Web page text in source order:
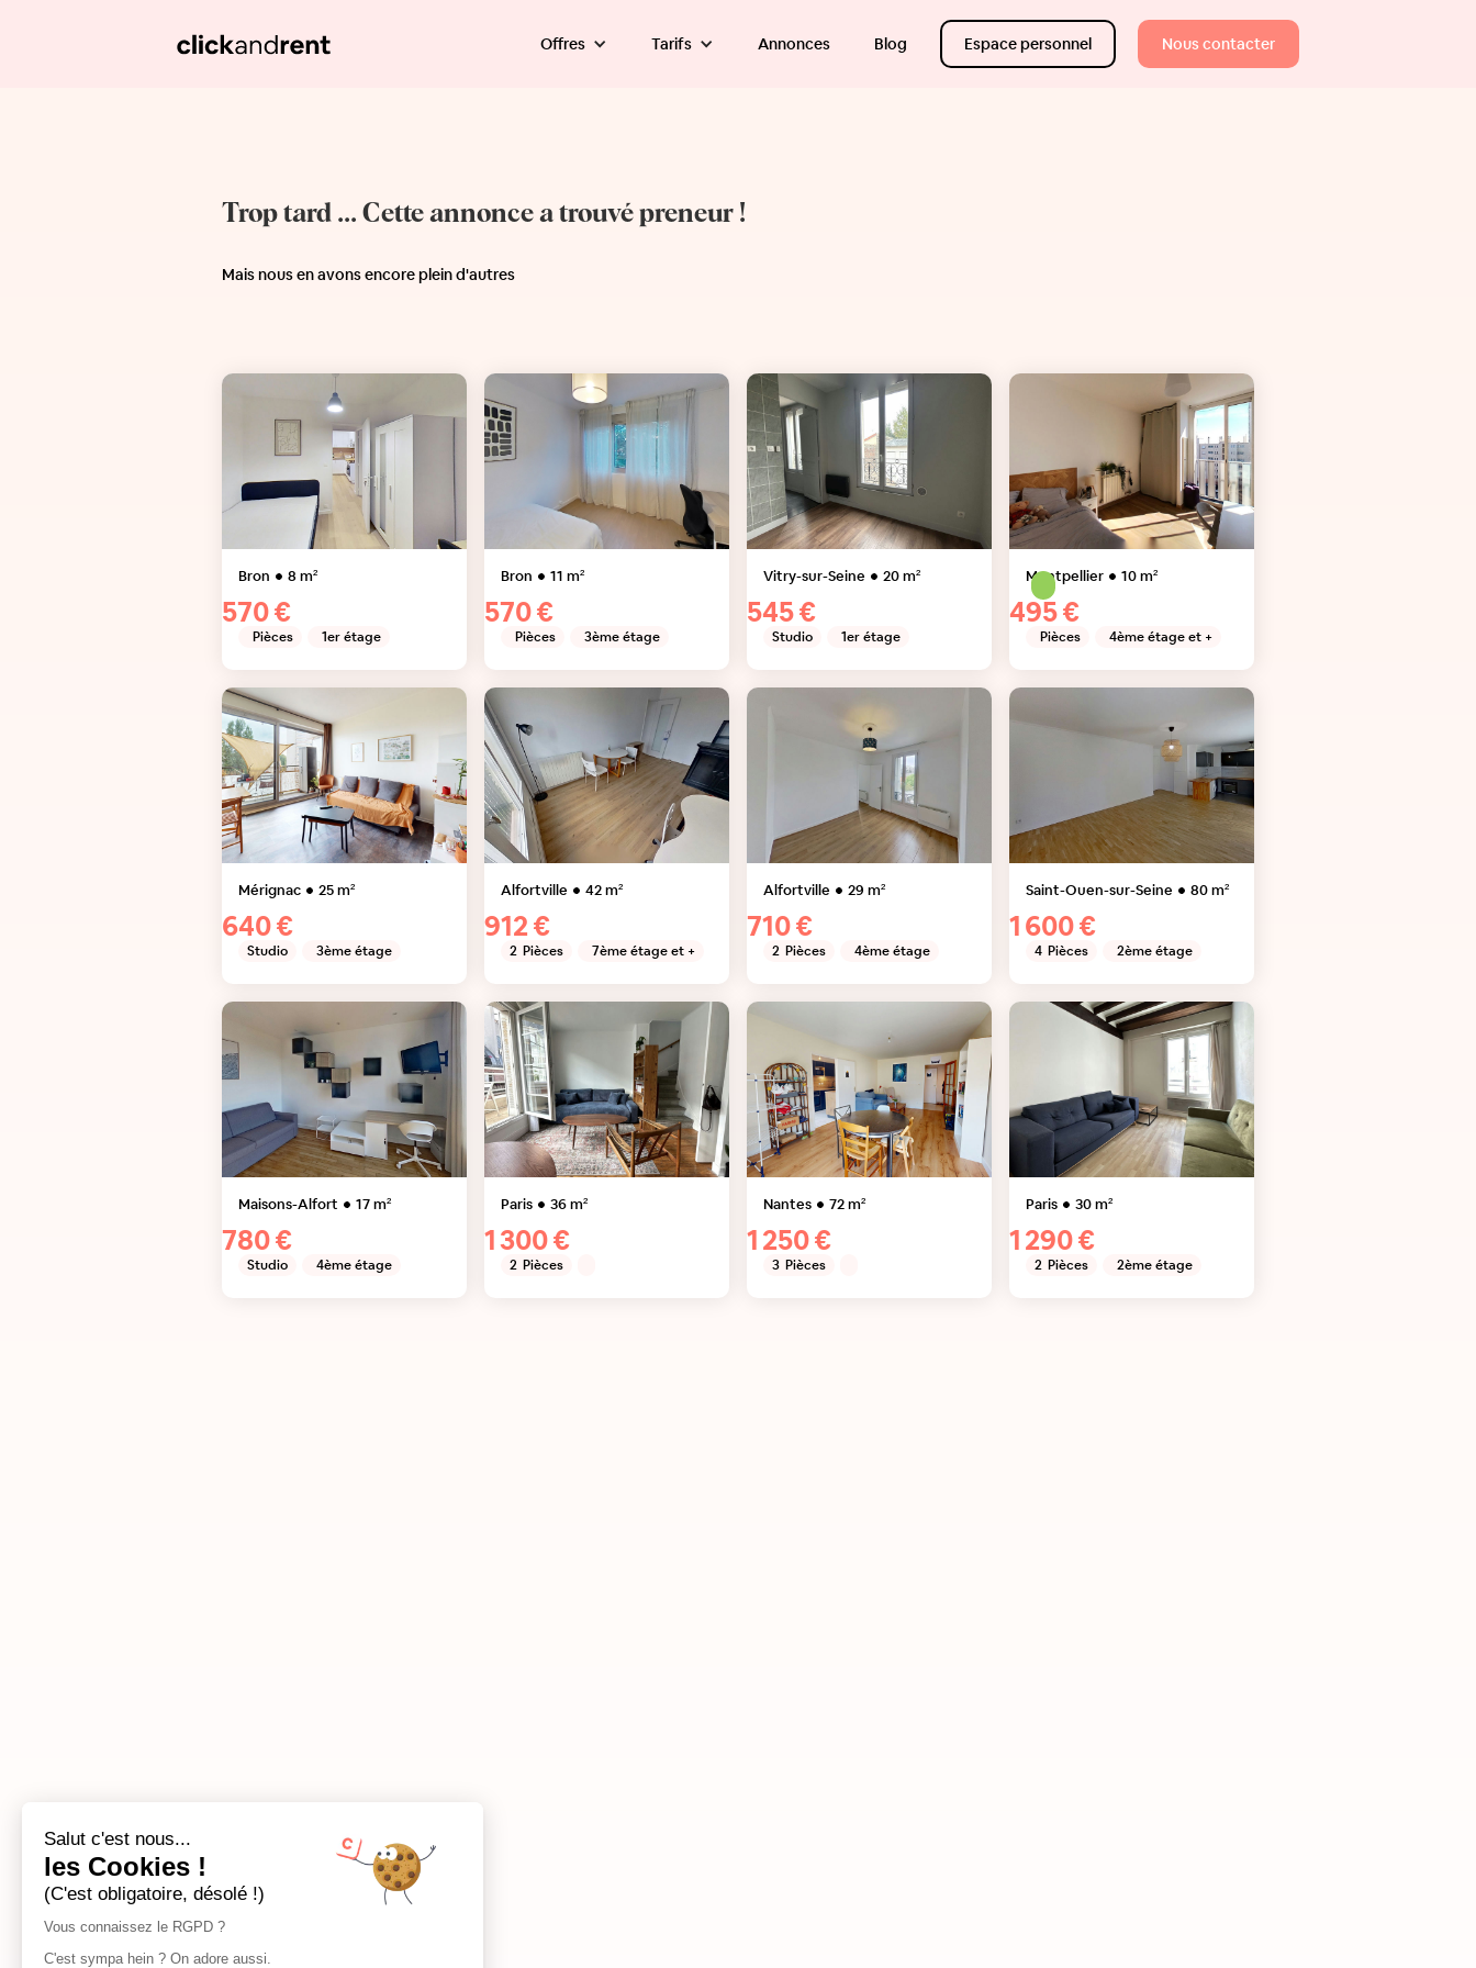
Offres Tarifs Annonces Blog Espace personnel Nous contacter
Trop tard ... Cette annonce a trouvé preneur !
Mais nous en avons encore plein d'autres
Bron 8 m²
570 €
Pièces 1er étage
Bron 11 m²
570 €
Pièces 3ème étage
Vitry-sur-Seine 20m²
545 €
Studio 1er étage
Montpellier 10m²
495 €
Pièces 4ème étage et +
Mérignac 25m²
640 €
Studio 3ème étage
Alfortville 42m²
912 €
2 Pièces 7ème étage et +
Alfortville 29 m²
710 €
2 Pièces 4ème étage
Saint-Ouen-sur-Seine 80m²
1 600 €
4 Pièces 2ème étage
Maisons-Alfort 17m²
780 €
Studio 4ème étage
Paris 36m²
1 300 €
2 Pièces
Nantes 72m²
1 250 €
3 Pièces
Paris 30m²
1 290 €
2 Pièces 2ème étage
Salut c'est nous...
les Cookies !
(C'est obligatoire, désolé !)
Vous connaissez le RGPD ?
C'est sympa hein ? On adore aussi.